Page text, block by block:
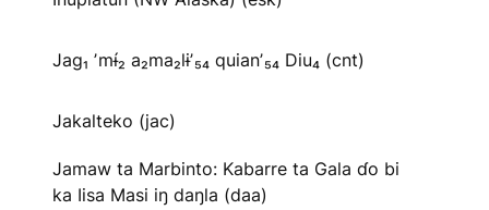
Jag₁ ʼmɨ́₂ a₂ma₂lɨʼ₅₄ quianʼ₅₄ Diu₄ (cnt)
Jakalteko (jac)
Jamaw ta Marbinto: Kabarre ta Gala ɗo bi
ka Iisa Masi iŋ daŋla (daa)